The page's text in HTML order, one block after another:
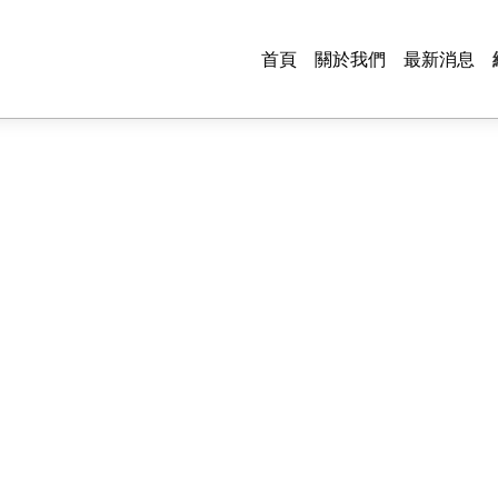
首頁 關於我們 最新消息